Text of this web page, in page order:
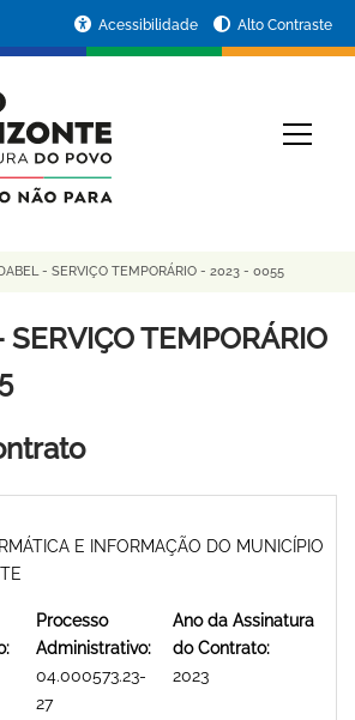
Acessibilidade Alto Contraste
- SERVIÇO TEMPORÁRIO - 2023 - 0055
SERVIÇO TEMPORÁRIO
E INFORMAÇÃO DO MUNICÍPIO
Processo
Administrativo:
04.000573.23-
27
Ano da Assinatura
do Contrato:
2023